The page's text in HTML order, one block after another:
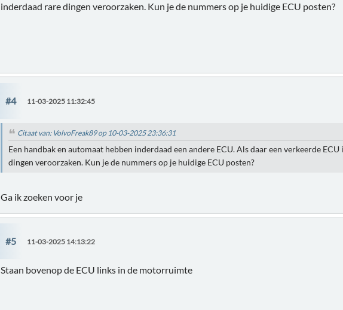
inderdaad rare dingen veroorzaken. Kun je de nummers op je huidige ECU posten?
#4 11-03-2025 11:32:45
Citaat van: VolvoFreak89 op 10-03-2025 23:36:31
Een handbak en automaat hebben inderdaad een andere ECU. Als daar een verkeerde
dingen veroorzaken. Kun je de nummers op je huidige ECU posten?
Ga ik zoeken voor je
#5 11-03-2025 14:13:22
Staan bovenop de ECU links in de motorruimte